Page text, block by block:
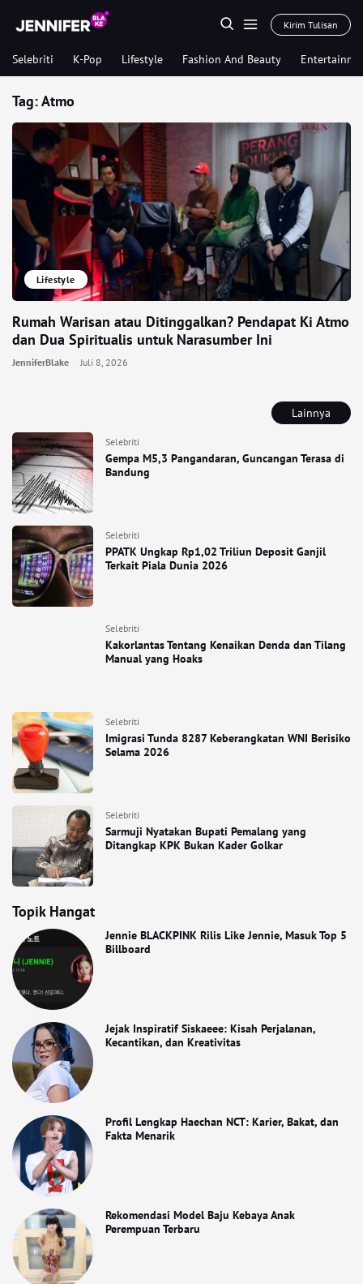
Kirim Tulisan
Selebriti K-Pop Lifestyle Fashion And Beauty
Lainnya
Selebriti
Gempa M5,3 Pangandaran, Guncangan Terasa di
Bandung
Selebriti
PPATK Ungkap Rp1,02 Triliun Deposit Ganjil
Terkait Piala Dunia 2026
Selebriti
Kakorlantas Tentang Kenaikan Denda dan Tilang
Manual yang Hoaks
Selebriti
Imigrasi Tunda 8287 Keberangkatan WNI Berisiko
Selama 2026
Selebriti
Sarmuji Nyatakan Bupati Pemalang yang
Ditangkap KPK Bukan Kader Golkar
Topik Hangat
Jennie BLACKPINK Rilis Like Jennie, Masuk Top 5
Billboard
Jejak Inspiratif Siskaeee: Kisah Perjalanan,
Kecantikan, dan Kreativitas
Profil Lengkap Haechan NCT: Karier, Bakat, dan
Fakta Menarik
Rekomendasi Model Baju Kebaya Anak
Perempuan Terbaru
Tag:Atmo
Lifestyle
Rumah Warisan atau Ditinggalkan? Pendapat Ki Atmo
dan Dua Spiritualis untuk Narasumber Ini
JenniferBlake Juli 8, 2026